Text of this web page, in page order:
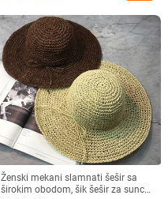
Ženski mekani slamnati šešir sa
širokim obodom, šik šešir za sunce